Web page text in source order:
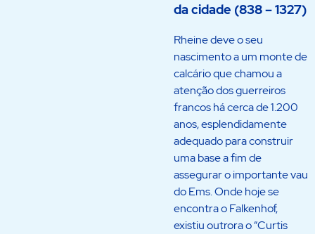
da cidade (838 – 1327)
Rheine deve o seu
nascimento a um monte de
calcário que chamou a
atenção dos guerreiros
francos há cerca de 1.200
anos, esplendidamente
adequado para construir
uma base a fim de
assegurar o importante vau
do Ems. Onde hoje se
encontra o Falkenhof,
existiu outrora o “Curtis